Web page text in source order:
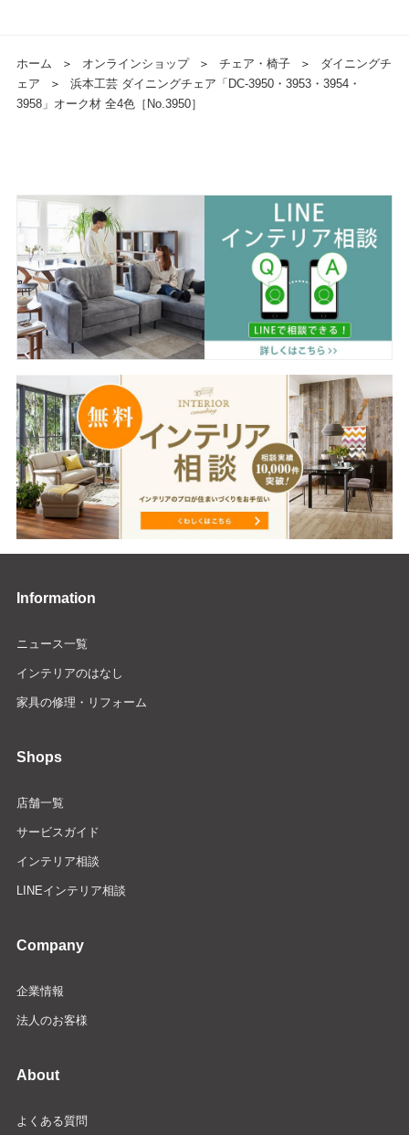
ホーム ＞ オンラインショップ ＞ チェア・椅子 ＞
ダイニングチ
ェア
＞
浜本工芸 ダイニングチェア「DC-3950・3953・3954・
3958」オーク材 全4色［No.3950］
Information
ニュース一覧
インテリアのはなし
家具の修理・リフォーム
Shops
店舗一覧
サービスガイド
インテリア相談
LINEインテリア相談
Company
企業情報
法人のお客様
About
よくある質問